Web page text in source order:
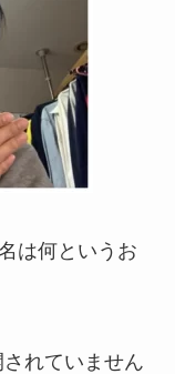
は何というお
れていません